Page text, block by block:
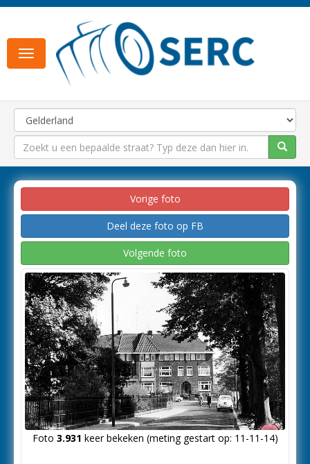
Toggle
navigation
Vorige foto
Deel deze foto op FB
Volgende foto
Foto 3.931 keer bekeken (meting gestart op: 11-11-14)